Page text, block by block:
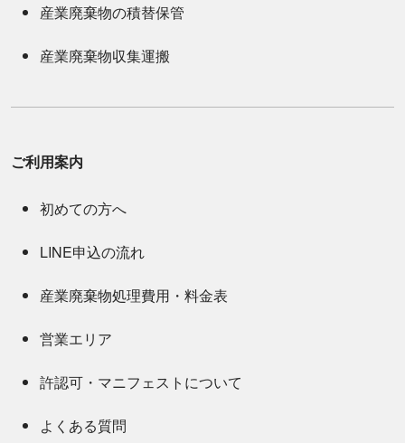
産業廃棄物の積替保管
産業廃棄物収集運搬
ご利用案内
初めての方へ
LINE申込の流れ
産業廃棄物処理費用・料金表
営業エリア
許認可・マニフェストについて
よくある質問